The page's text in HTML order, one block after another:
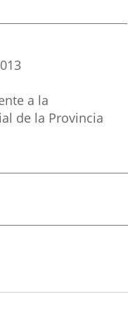
aplicación
a la
de la Provincia